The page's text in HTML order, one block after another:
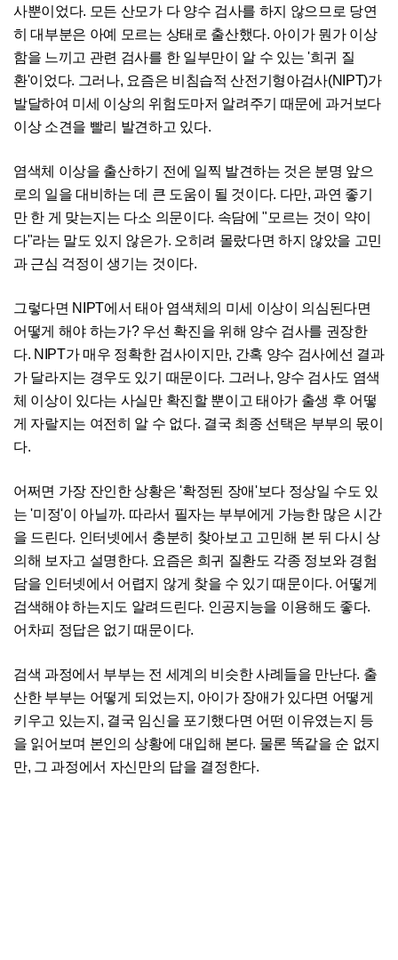
사뿐이었다. 모든 산모가 다 양수 검사를 하지 않으므로 당연
히 대부분은 아예 모르는 상태로 출산했다. 아이가 뭔가 이상
함을 느끼고 관련 검사를 한 일부만이 알 수 있는 '희귀 질
환'이었다. 그러나, 요즘은 비침습적 산전기형아검사(NIPT)가
발달하여 미세 이상의 위험도마저 알려주기 때문에 과거보다
이상 소견을 빨리 발견하고 있다.
염색체 이상을 출산하기 전에 일찍 발견하는 것은 분명 앞으
로의 일을 대비하는 데 큰 도움이 될 것이다. 다만, 과연 좋기
만 한 게 맞는지는 다소 의문이다. 속담에 "모르는 것이 약이
다"라는 말도 있지 않은가. 오히려 몰랐다면 하지 않았을 고민
과 근심 걱정이 생기는 것이다.
그렇다면 NIPT에서 태아 염색체의 미세 이상이 의심된다면
어떻게 해야 하는가? 우선 확진을 위해 양수 검사를 권장한
다. NIPT가 매우 정확한 검사이지만, 간혹 양수 검사에선 결과
가 달라지는 경우도 있기 때문이다. 그러나, 양수 검사도 염색
체 이상이 있다는 사실만 확진할 뿐이고 태아가 출생 후 어떻
게 자랄지는 여전히 알 수 없다. 결국 최종 선택은 부부의 몫이
다.
어쩌면 가장 잔인한 상황은 '확정된 장애'보다 정상일 수도 있
는 '미정'이 아닐까. 따라서 필자는 부부에게 가능한 많은 시간
을 드린다. 인터넷에서 충분히 찾아보고 고민해 본 뒤 다시 상
의해 보자고 설명한다. 요즘은 희귀 질환도 각종 정보와 경험
담을 인터넷에서 어렵지 않게 찾을 수 있기 때문이다. 어떻게
검색해야 하는지도 알려드린다. 인공지능을 이용해도 좋다.
어차피 정답은 없기 때문이다.
검색 과정에서 부부는 전 세계의 비슷한 사례들을 만난다. 출
산한 부부는 어떻게 되었는지, 아이가 장애가 있다면 어떻게
키우고 있는지, 결국 임신을 포기했다면 어떤 이유였는지 등
을 읽어보며 본인의 상황에 대입해 본다. 물론 똑같을 순 없지
만, 그 과정에서 자신만의 답을 결정한다.